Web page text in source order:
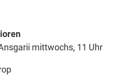
mittwochs, 11 Uhr